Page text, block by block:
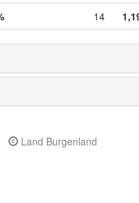
14
Land Burgenland